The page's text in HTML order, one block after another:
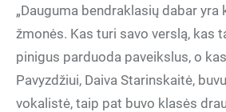
„Dauguma bendraklasių dabar yra
žmonės. Kas turi savo verslą, kas
pinigus parduoda paveikslus, o
Pavyzdžiui, Daiva Starinskaitė,
vokalistė, taip pat buvo klasės